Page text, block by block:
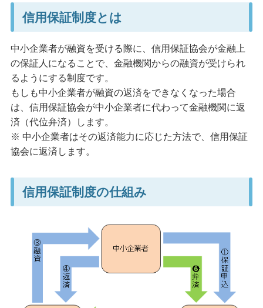
信用保証制度とは
中小企業者が融資を受ける際に、信用保証協会が金融上
の保証人になることで、金融機関からの融資が受けられ
るようにする制度です。
もしも中小企業者が融資の返済をできなくなった場合
は、信用保証協会が中小企業者に代わって金融機関に返
済（代位弁済）します。
※ 中小企業者はその返済能力に応じた方法で、信用保証
協会に返済します。
信用保証制度の仕組み